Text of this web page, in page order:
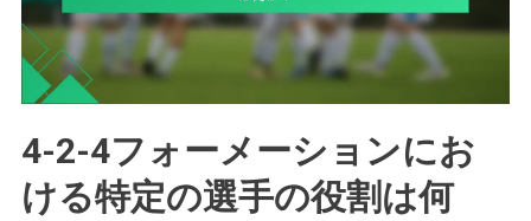
4-2-4フォーメーションにお
ける特定の選手の役割は何